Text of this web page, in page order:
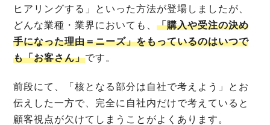
ヒアリングする」といった方法が登場しましたが、
どんな業種・業界においても、 「購入や受注の決め
手になった理由＝ニーズ」をもっているのはいつで
も「お客さん」です。
前段にて、「核となる部分は自社で考えよう」とお
伝えした一方で、完全に自社内だけで考えていると
顧客視点が欠けてしまうことがよくあります。